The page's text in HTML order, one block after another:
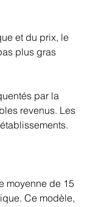
et du prix, le
plus gras
par la
revenus. Les
moyenne de 15
Ce modèle,